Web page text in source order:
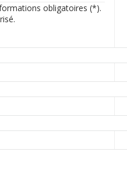
obligatoires (*).